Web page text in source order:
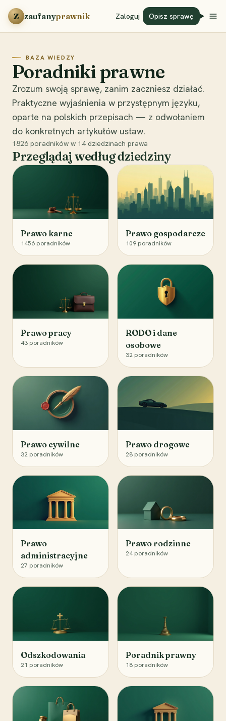
Przejdź do treści
Z zaufanyprawnik Zaloguj Opisz sprawę
BAZA WIEDZY
Poradniki prawne
Zrozum swoją sprawę, zanim zaczniesz działać.
Praktyczne wyjaśnienia w przystępnym języku,
oparte na polskich przepisach — z odwołaniem
do konkretnych artykułów ustaw.
1826 poradników w 14 dziedzinach prawa
Przeglądaj według dziedziny
Prawo karne
1456 poradników
Prawo gospodarcze
109 poradników
Prawo pracy
43 poradników
RODO i dane
osobowe
32 poradników
Prawo cywilne
32 poradników
Prawo drogowe
28 poradników
Prawo
administracyjne
27 poradników
Prawo rodzinne
24 poradników
Odszkodowania
21 poradników
Poradnik prawny
18 poradników